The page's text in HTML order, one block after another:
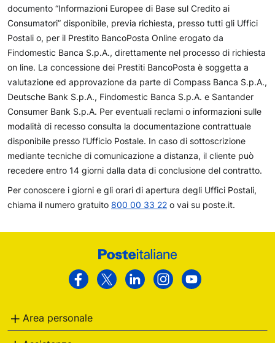
documento “Informazioni Europee di Base sul Credito ai
Consumatori” disponibile, previa richiesta, presso tutti gli Uffici
Postali o, per il Prestito BancoPosta Online erogato da
Findomestic Banca S.p.A., direttamente nel processo di richiesta
on line. La concessione dei Prestiti BancoPosta è soggetta a
valutazione ed approvazione da parte di Compass Banca S.p.A.,
Deutsche Bank S.p.A., Findomestic Banca S.p.A. e Santander
Consumer Bank S.p.A. Per eventuali reclami o informazioni sulle
modalità di recesso consulta la documentazione contrattuale
disponibile presso l’Ufficio Postale. In caso di sottoscrizione
mediante tecniche di comunicazione a distanza, il cliente può
recedere entro 14 giorni dalla data di conclusione del contratto.
Per conoscere i giorni e gli orari di apertura degli Uffici Postali,
chiama il numero gratuito 800 00 33 22 o vai su poste.it.
Facebook
Twitter LinkedinInstagram
Area personale